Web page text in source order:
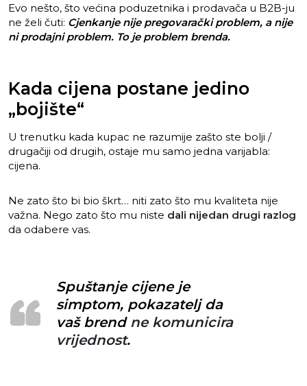
Evo nešto, što većina poduzetnika i prodavača u B2B-ju
ne želi čuti: Cjenkanje nije pregovarački problem, a nije
ni prodajni problem. To je problem brenda.
Kada cijena postane jedino
„bojište“
U trenutku kada kupac ne razumije zašto ste bolji /
drugačiji od drugih, ostaje mu samo jedna varijabla:
cijena.
Ne zato što bi bio škrt… niti zato što mu kvaliteta nije
važna. Nego zato što mu niste dali nijedan drugi razlog
da odabere vas.
Spuštanje cijene je
simptom, pokazatelj da
vaš brend ne komunicira
vrijednost.